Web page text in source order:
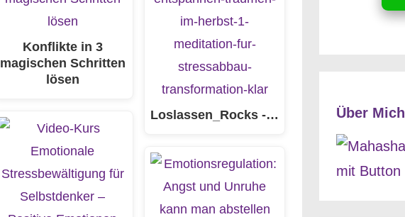
Konflikte in 3
magischen Schritten
lösen
Loslassen_Rocks -… Über Mich